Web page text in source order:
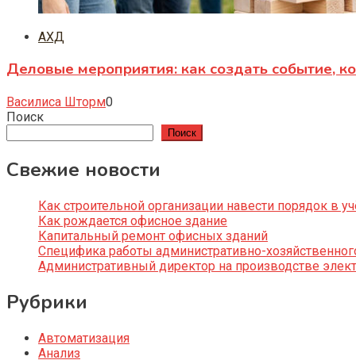
АХД
Деловые мероприятия: как создать событие,
Василиса Шторм0
Поиск
Поиск
Свежие новости
Как строительной организации навести порядок в
Как рождается офисное здание
Капитальный ремонт офисных зданий
Специфика работы административно-
Административный директор на производстве
Рубрики
Автоматизация
Анализ